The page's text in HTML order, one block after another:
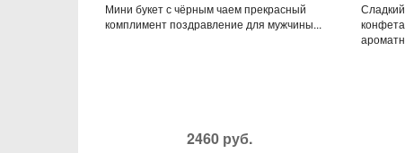
Мини букет с чёрным чаем прекрасный
комплимент поздравление для мужчины...
2460 руб.